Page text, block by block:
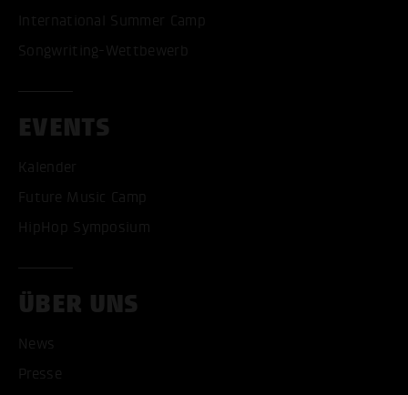
International Summer Camp
Songwriting-Wettbewerb
EVENTS
Kalender
Future Music Camp
HipHop Symposium
ÜBER UNS
News
Presse